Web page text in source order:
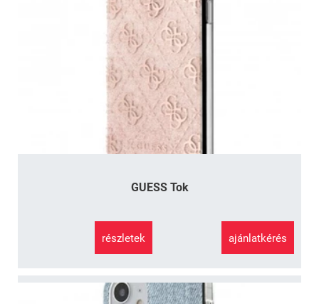
GUESS Tok
részletek ajánlatkérés